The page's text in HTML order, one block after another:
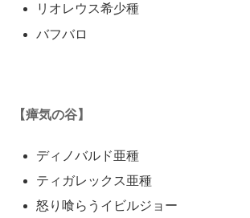
リオレウス希少種
バフバロ
【瘴気の谷】
ディノバルド亜種
ティガレックス亜種
怒り喰らうイビルジョー